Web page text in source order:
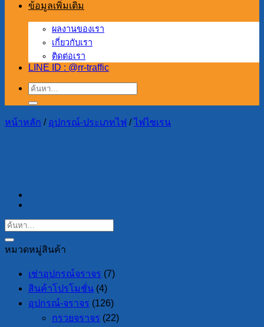
ข้อมูลเพิ่มเติม
ผลงานของเรา
เกี่ยวกับเรา
ติดต่อเรา
LINE ID : @rr-traffic
ค้นหา:
หน้าหลัก / อุปกรณ์-ประเภทไฟ / ไฟไซเรน
หมวดหมู่สินค้า
เช่าอุปกรณ์จราจร (7)
สินค้าโปรโมชั่น (4)
อุปกรณ์-จราจร (126)
กรวยจราจร (22)